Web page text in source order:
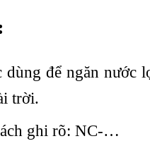
dùng để ngăn nước
trời.
ghi rõ: NC-…